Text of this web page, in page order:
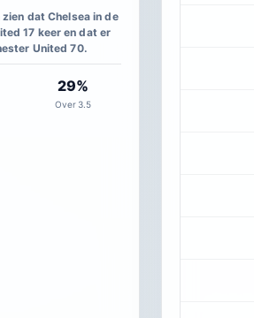
dat Chelsea in de
17 keer en dat er
United 70.
29%
Over 3.5